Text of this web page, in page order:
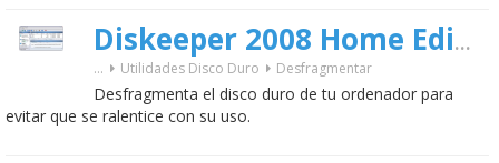
Diskeeper 2008 Home Edition
... Utilidades Disco Duro Desfragmentar
Desfragmenta el disco duro de tu ordenador para
evitar que se ralentice con su uso.